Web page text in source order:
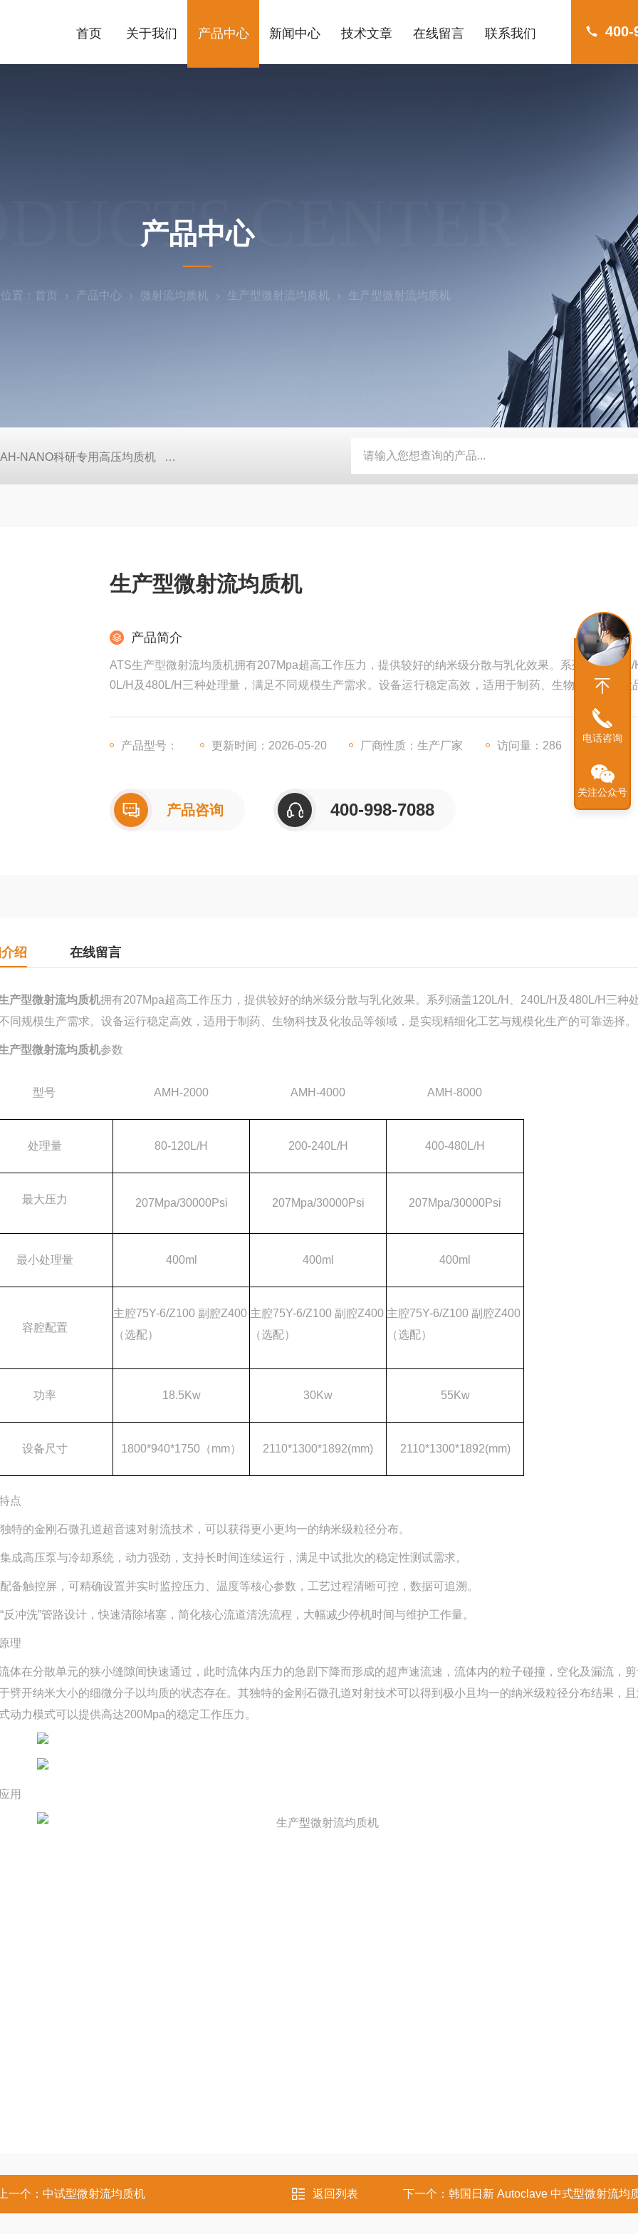
400-
首页 关于我们 产品中心 新闻中心 技术文章 在线留言 联系我们
CENTER
产品中心
置： 首页 产品中心 微射流均质机 生产型微射流均质机 生产型微射流均质机
AH-NANO科研专用高压均质机 AH12-150小规模生产型高压均质机 AH-PILOT系列中试型高压均质机
生产型微射流均质机
产品简介
ATS生产型微射流均质机拥有207Mpa超高工作压力，提供较好的纳米级分散与乳化效果。系列涵盖120L/
0L/H及480L/H三种处理量，满足不同规模生产需求。设备运行稳定高效，适用于制药、生物科技及化妆
产品型号： 更新时间：2026-05-20 厂商性质：生产厂家 访问量：286
产品咨询 400-998-7088
绍 在线留言
产型微射流均质机拥有207Mpa超高工作压力，提供较好的纳米级分散与乳化效果。系列涵盖120L/H、240L/H及480L/H三种
同规模生产需求。设备运行稳定高效，适用于制药、生物科技及化妆品等领域，是实现精细化工艺与规模化生产的可靠选择。
产型微射流均质机参数
型号 AMH-2000 AMH-4000 AMH-8000
处理量 80-120L/H 200-240L/H 400-480L/H
最大压力 207Mpa/30000Psi 207Mpa/30000Psi 207Mpa/30000Psi
最小处理量 400ml 400ml 400ml
容腔配置
主腔75Y-6/Z100 副腔Z400
（选配）
主腔75Y-6/Z100 副腔Z400
（选配）
主腔75Y-6/Z100 副腔Z400
（选配）
功率 18.5Kw 30Kw 55Kw
设备尺寸 1800*940*1750（mm） 2110*1300*1892(mm) 2110*1300*1892(mm)
点
特的金刚石微孔道超音速对射流技术，可以获得更小更均一的纳米级粒径分布。
成高压泵与冷却系统，动力强劲，支持长时间连续运行，满足中试批次的稳定性测试需求。
备触控屏，可精确设置并实时监控压力、温度等核心参数，工艺过程清晰可控，数据可追溯。
反冲洗”管路设计，快速清除堵塞，简化核心流道清洗流程，大幅减少停机时间与维护工作量。
理
体在分散单元的狭小缝隙间快速通过，此时流体内压力的急剧下降而形成的超声速流速，流体内的粒子碰撞，空化及漏流，
劈开纳米大小的细微分子以均质的状态存在。其独特的金刚石微孔道对射技术可以得到极小且均一的纳米级粒径分布结果，
动力模式可以提供高达200Mpa的稳定工作压力。
用
一个： 中试型微射流均质机 返回列表 下一个： 韩国日新 Autoclave 中式型微射流均
电话咨询
关注公众号